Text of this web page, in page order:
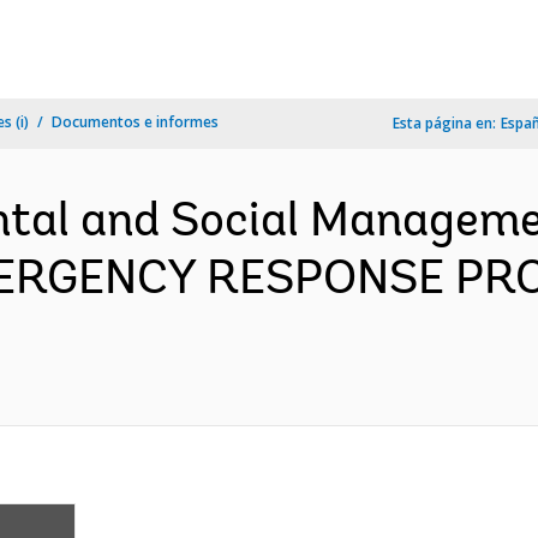
(i) Documentos e informes Esta página en:
and Social
RESPONSE